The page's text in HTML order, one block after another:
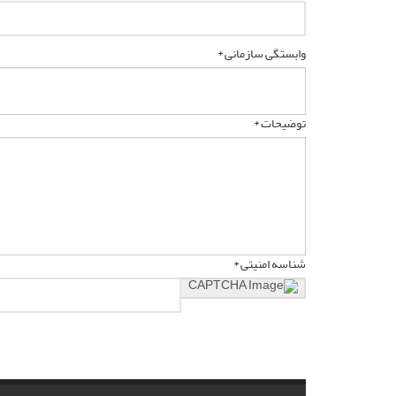
وابستگی سازمانی *
توضیحات *
شناسه امنیتی *